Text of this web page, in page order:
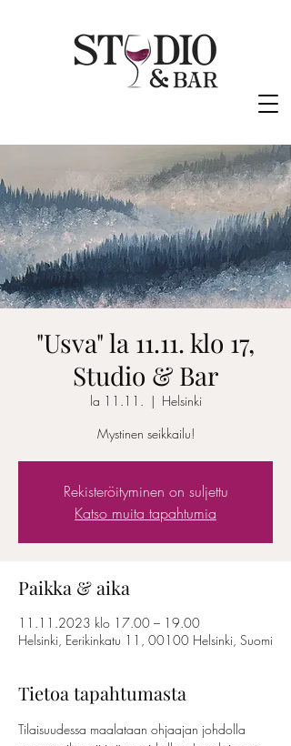
"Usva" la 11.11. klo 17,
Studio & Bar
la 11.11.
  |
Helsinki
Mystinen seikkailu!
Rekisteröityminen on suljettu
Katso muita tapahtumia
Paikka & aika
11.11.2023 klo 17.00 – 19.00
Helsinki, Eerikinkatu 11, 00100 Helsinki, Suomi
Tietoa tapahtumasta
Tilaisuudessa maalataan ohjaajan johdolla